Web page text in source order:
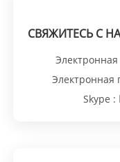
СВЯЖИТЕСЬ С
Электронная
Skype :